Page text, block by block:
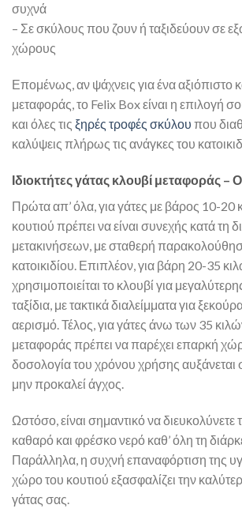
συχνά
– Σε σκύλους που ζουν ή ταξιδεύουν σε
χώρους
Επομένως, αν ψάχνεις για ένα αξιόπιστο
μεταφοράς, το Felix Box είναι η επιλογή
και όλες τις ξηρές τροφές σκύλου που
καλύψεις πλήρως τις ανάγκες του
Ιδιοκτήτες γάτας κλουβί μεταφοράς –
Πρώτα απ’ όλα, για γάτες με βάρος 10-20
κουτιού πρέπει να είναι συνεχής κατά τη
μετακινήσεων, με σταθερή
κατοικιδίου. Επιπλέον, για βάρη 20-35
χρησιμοποιείται το κλουβί για
ταξίδια, με τακτικά διαλείμματα για
αερισμό. Τέλος, για γάτες άνω των 35
μεταφοράς πρέπει να παρέχει επαρκή
δοσολογία του χρόνου χρήσης αυξάνεται
μην προκαλεί άγχος.
Ωστόσο, είναι σημαντικό να
καθαρό και φρέσκο νερό καθ’ όλη τη
Παράλληλα, η συχνή επαναφόρτιση της
χώρο του κουτιού εξασφαλίζει την
γάτας σας.